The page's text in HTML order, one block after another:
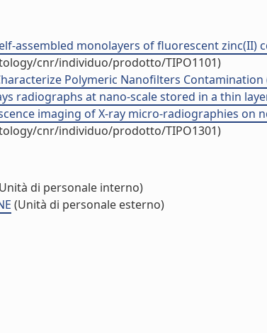
assembled monolayers of fluorescent zinc(II)
cnr/individuo/prodotto/TIPO1101)
Polymeric Nanofilters
radiographs at nano-scale stored in a thin
imaging of X-ray micro-radiographies on
cnr/individuo/prodotto/TIPO1301)
di personale interno)
(Unità di personale esterno)